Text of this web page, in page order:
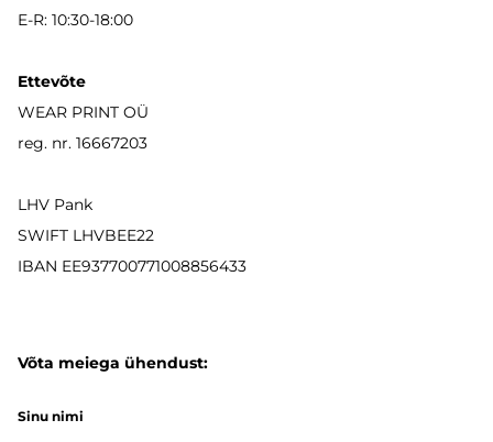
E-R: 10:30-18:00
Ettevõte
WEAR PRINT OÜ
reg. nr. 16667203
LHV Pank
SWIFT LHVBEE22
IBAN EE937700771008856433
Võta meiega ühendust:
Sinu nimi